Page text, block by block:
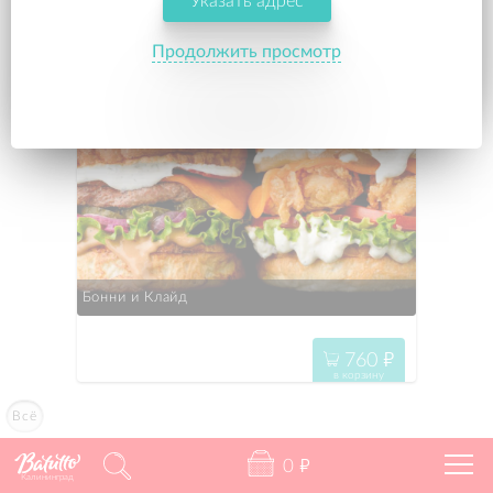
Всё
Бонни и Клайд
760 "
в корзину
Калининград
0 "
Продолжить просмотр